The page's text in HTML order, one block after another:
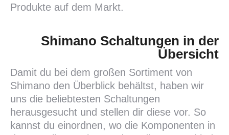
Produkte auf dem Markt.
Shimano Schaltungen in der
Übersicht
Damit du bei dem großen Sortiment von
Shimano den Überblick behältst, haben wir
uns die beliebtesten Schaltungen
herausgesucht und stellen dir diese vor. So
kannst du einordnen, wo die Komponenten in